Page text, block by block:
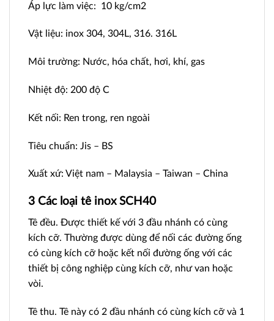
Áp lực làm việc: 10 kg/cm2
Vật liệu: inox 304, 304L, 316. 316L
Môi trường: Nước, hóa chất, hơi, khí, gas
Nhiệt độ: 200 độ C
Kết nối: Ren trong, ren ngoài
Tiêu chuẩn: Jis – BS
Xuất xứ: Việt nam – Malaysia – Taiwan – China
3 Các loại tê inox SCH40
Tê đều. Được thiết kế với 3 đầu nhánh có cùng
kích cỡ. Thường được dùng để nối các đường ống
có cùng kích cỡ hoặc kết nối đường ống với các
thiết bị công nghiệp cùng kích cỡ, như van hoặc
vòi.
Tê thu. Tê này có 2 đầu nhánh có cùng kích cỡ và 1